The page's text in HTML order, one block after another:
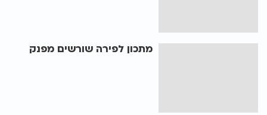
מתכון לפירה שורשים מפנק